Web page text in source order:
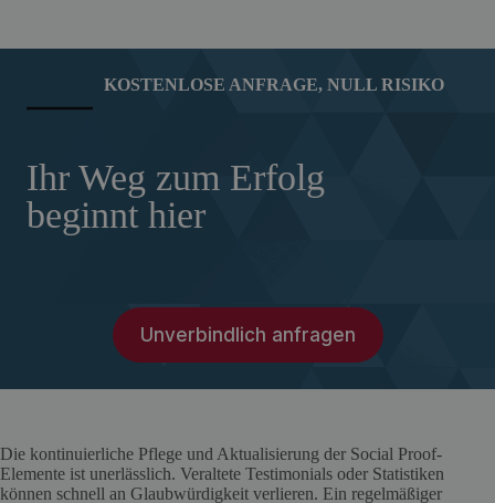
KOSTENLOSE ANFRAGE, NULL RISIKO
Ihr Weg zum Erfolg
beginnt hier
Unverbindlich anfragen
Die kontinuierliche Pflege und Aktualisierung der Social Proof-
Elemente ist unerlässlich. Veraltete Testimonials oder Statistiken
können schnell an Glaubwürdigkeit verlieren. Ein regelmäßiger